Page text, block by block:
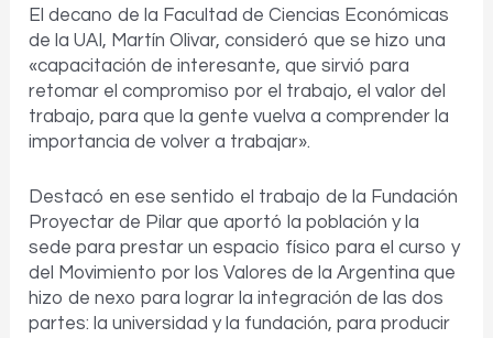
El decano de la Facultad de Ciencias Económicas
de la UAI, Martín Olivar, consideró que se hizo una
«capacitación de interesante, que sirvió para
retomar el compromiso por el trabajo, el valor del
trabajo, para que la gente vuelva a comprender la
importancia de volver a trabajar».
Destacó en ese sentido el trabajo de la Fundación
Proyectar de Pilar que aportó la población y la
sede para prestar un espacio físico para el curso y
del Movimiento por los Valores de la Argentina que
hizo de nexo para lograr la integración de las dos
partes: la universidad y la fundación, para producir